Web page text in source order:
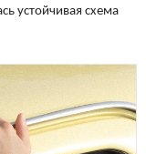
устойчивая схема